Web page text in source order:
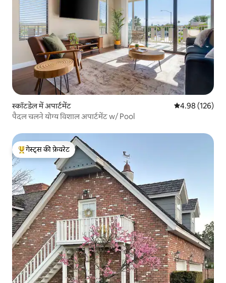
स्कॉटडेल में अपार्टमेंट औसत रेटिंग 5 में से
4.98 (126)
पैदल चलने योग्य विशाल अपार्टमेंट w/ Pool
गेस्ट्स का टॉप फ़ेवरेट
गेस्ट्स की फ़ेवरेट